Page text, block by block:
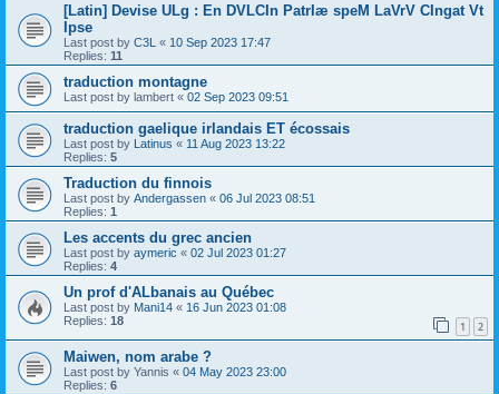
[Latin] Devise ULg : En DVLCIn PatrIæ speM LaVrV CIngat Vt
Ipse
Last post by C3L « 10 Sep 2023 17:47
Replies: 11
traduction montagne
Last post by lambert « 02 Sep 2023 09:51
traduction gaelique irlandais ET écossais
Last post by Latinus « 11 Aug 2023 13:22
Replies: 5
Traduction du finnois
Last post by Andergassen « 06 Jul 2023 08:51
Replies: 1
Les accents du grec ancien
Last post by aymeric « 02 Jul 2023 01:27
Replies: 4
Un prof d'ALbanais au Québec
Last post by Mani14 « 16 Jun 2023 01:08
Replies: 18 1 2
Maiwen, nom arabe ?
Last post by Yannis « 04 May 2023 23:00
Replies: 6